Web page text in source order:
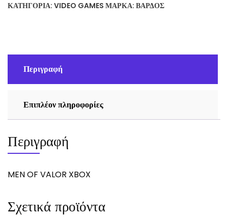
ποσότητα
ΚΑΤΗΓΟΡΊΑ: VIDEO GAMES ΜΆΡΚΑ: ΒΆΡΔΟΣ
Περιγραφή
Επιπλέον πληροφορίες
Περιγραφή
MEN OF VALOR XBOX
Σχετικά προϊόντα